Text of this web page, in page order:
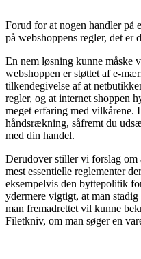
Forud for at nogen handler på
på webshoppens regler, det er
En nem løsning kunne måske
webshoppen er støttet af e-
tilkendegivelse af at
regler, og at internet shoppen
meget erfaring med vilkårene.
håndsrækning, såfremt du
med din handel.
Derudover stiller vi forslag
mest essentielle reglementer
eksempelvis den byttepolitik
ydermere vigtigt, at man
man fremadrettet vil kunne
Filetkniv, om man søger en